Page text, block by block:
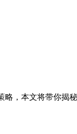
，本文将带你揭